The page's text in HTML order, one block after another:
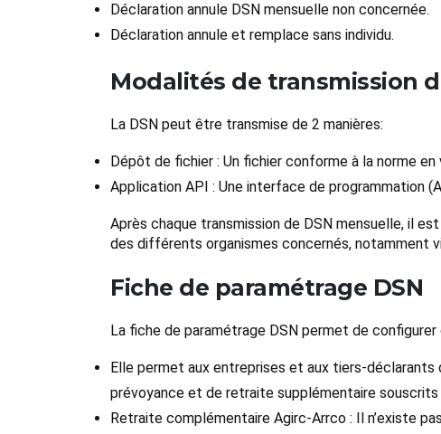
Déclaration annule DSN mensuelle non concernée.
Déclaration annule et remplace sans individu.
Modalités de transmission
La DSN peut être transmise de 2 manières:
Dépôt de fichier : Un fichier conforme à la norme
Application API : Une interface de programmation
Après chaque transmission de DSN mensuelle, il
des différents organismes concernés, notamment
Fiche de paramétrage DSN
La fiche de paramétrage DSN permet de
Elle permet aux entreprises et aux tiers-
prévoyance et de retraite supplémentaire souscrits
Retraite complémentaire Agirc-Arrco : Il n’existe